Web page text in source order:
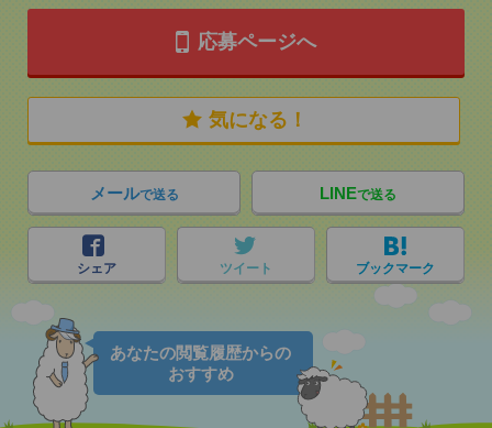
応募ページへ
気になる！
メールで送る LINEで送る
シェア ツイート ブックマーク
あなたの閲覧履歴からの
おすすめ